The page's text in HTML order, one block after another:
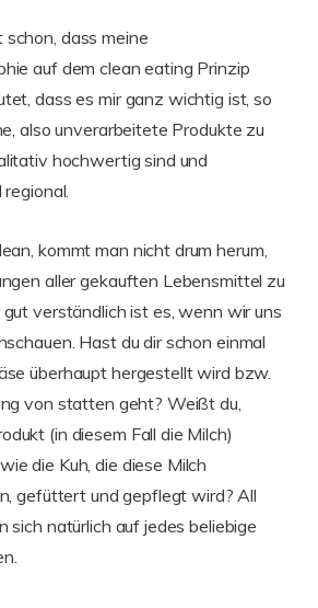
dass meine
auf dem clean eating Prinzip
dass es mir ganz wichtig ist, so
also unverarbeitete Produkte zu
hochwertig sind und
kommt man nicht drum herum,
aller gekauften Lebensmittel zu
verständlich ist es, wenn wir uns
Hast du dir schon einmal
überhaupt hergestellt wird bzw.
von statten geht? Weißt du,
(in diesem Fall die Milch)
die Kuh, die diese Milch
gefüttert und gepflegt wird? All
sich natürlich auf jedes beliebige